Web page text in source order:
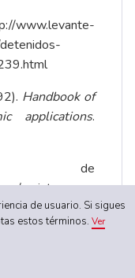
www.levante-
Handbook of
applications.
de
revista-nova-
Carnes-
y-l/
2016 de
de usuario. Si sigues
estos términos.Ver